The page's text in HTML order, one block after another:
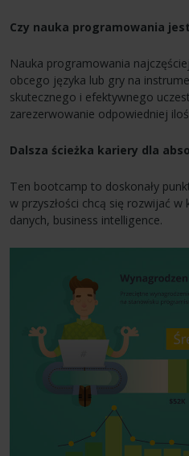
Czy nauka programowania
Nauka programowania
obcego języka lub gry na
skutecznego i efektywnego
zarezerwowanie odpowiedniej
Dalsza ścieżka kariery dla
Ten bootcamp to doskonały
w przyszłości chcą się rozwijać
danych, business intelligence.